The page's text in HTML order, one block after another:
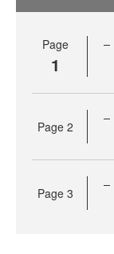
Page
1
Page 2
Page 3